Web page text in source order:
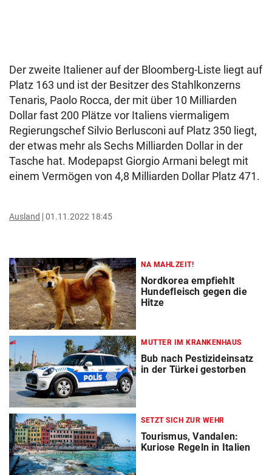
Der zweite Italiener auf der Bloomberg-Liste liegt auf
Platz 163 und ist der Besitzer des Stahlkonzerns
Tenaris, Paolo Rocca, der mit über 10 Milliarden
Dollar fast 200 Plätze vor Italiens viermaligem
Regierungschef Silvio Berlusconi auf Platz 350 liegt,
der etwas mehr als Sechs Milliarden Dollar in der
Tasche hat. Modepapst Giorgio Armani belegt mit
einem Vermögen von 4,8 Milliarden Dollar Platz 471.
Ausland 01.11.2022 18:45
NA MAHLZEIT!
Nordkorea empfiehlt
Hundefleisch gegen die
Hitze
MUTTER IM KRANKENHAUS
Bub nach Pestizideinsatz
in der Türkei gestorben
SETZT SICH ZUR WEHR
Tourismus, Vandalen:
Kuriose Regeln in Italien